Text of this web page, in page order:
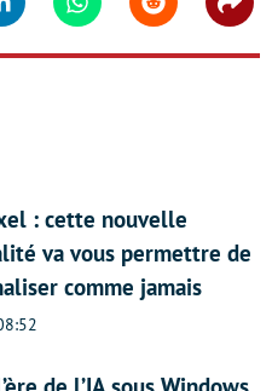
Linkedin WhatsappReddit
: cette nouvelle
va vous permettre de
comme jamais